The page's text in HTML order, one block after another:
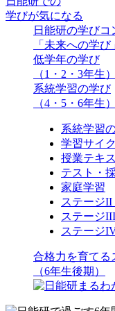
学びが気になる
日能研の学びコ
「未来への学び
低学年の学び
（1・2・3年生）
系統学習の学び
（4・5・6年生）
系統学習
学習サイ
授業テキ
テスト・
家庭学習
ステージ
ステージ
ステージ
合格力を育てる
（6年生後期）